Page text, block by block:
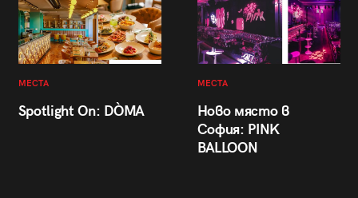
МЕСТА
Spotlight On: DÒMA
МЕСТА
Ново място в
София: PINK
BALLOON